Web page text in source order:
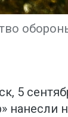
5
нанесли